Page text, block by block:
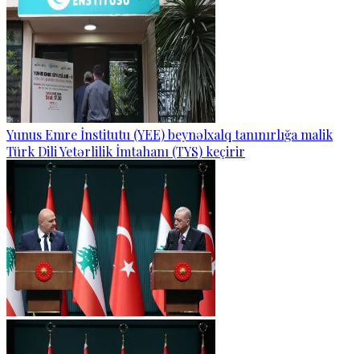
Yunus Emre İnstitutu (YEE) beynəlxalq tanınırlığa malik
Türk Dili Yetərlilik İmtahanı (TYS) keçirir